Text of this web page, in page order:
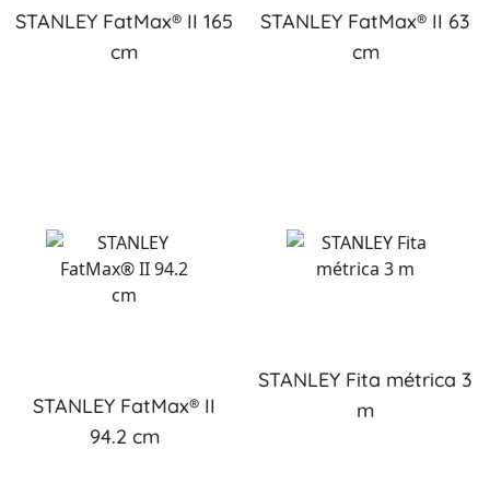
STANLEY FatMax® II 165
cm
STANLEY FatMax® II 63
cm
STANLEY FatMax® II
94.2 cm
STANLEY Fita métrica 3
m